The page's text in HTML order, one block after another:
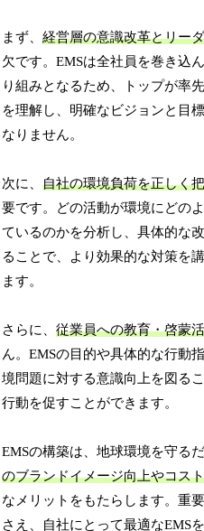
まず、経営層の意識改革とリー
欠です。EMSは全社員を巻き込
り組みとなるため、トップが率
を理解し、明確なビジョンと目
なりません。
次に、自社の環境負荷を正しく
要です。どの活動が環境にどの
ているのかを分析し、具体的な
ることで、より効果的な対策を
ます。
さらに、従業員への教育・啓蒙
ん。EMSの目的や具体的な行動
境問題に対する意識向上を図る
行動を促すことができます。
EMSの構築は、地球環境を守る
のブランドイメージ向上やコス
なメリットをもたらします。重
さえ、自社にとって最適なEMS